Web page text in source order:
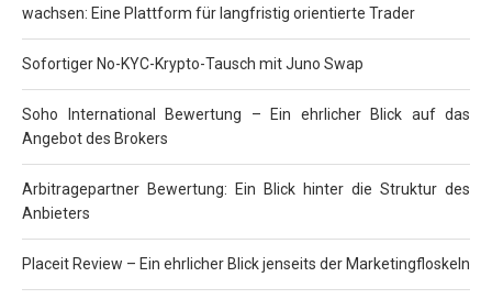
wachsen: Eine Plattform für langfristig orientierte Trader
Sofortiger No-KYC-Krypto-Tausch mit Juno Swap
Soho International Bewertung – Ein ehrlicher Blick auf das
Angebot des Brokers
Arbitragepartner Bewertung: Ein Blick hinter die Struktur des
Anbieters
Placeit Review – Ein ehrlicher Blick jenseits der Marketingfloskeln